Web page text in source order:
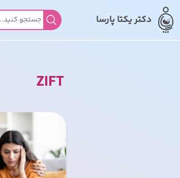
دکتر یکتا پارسا جستجو برای:
ZIFT